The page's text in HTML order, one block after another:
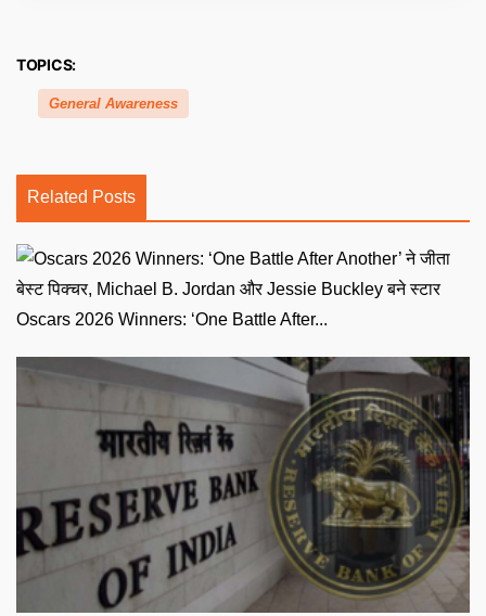
TOPICS:
General Awareness
Related Posts
Oscars 2026 Winners: ‘One Battle After...